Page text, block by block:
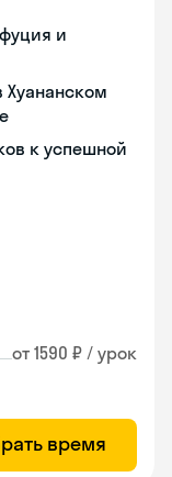
и
Хуананском
к успешной
от 1590 ₽ / урок
время